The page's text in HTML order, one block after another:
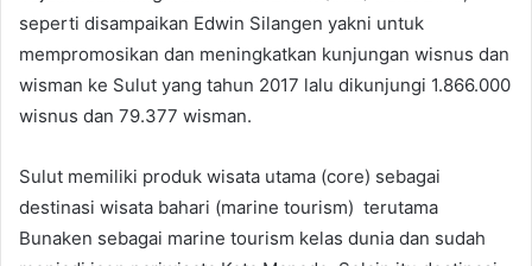
seperti disampaikan Edwin Silangen yakni untuk
mempromosikan dan meningkatkan kunjungan wisnus dan
wisman ke Sulut yang tahun 2017 lalu dikunjungi 1.866.000
wisnus dan 79.377 wisman.
Sulut memiliki produk wisata utama (core) sebagai
destinasi wisata bahari (marine tourism) terutama
Bunaken sebagai marine tourism kelas dunia dan sudah